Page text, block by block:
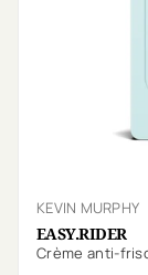
KEVIN MURPHY
EASY.RIDER
Crème anti-